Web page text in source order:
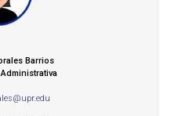
Barrios